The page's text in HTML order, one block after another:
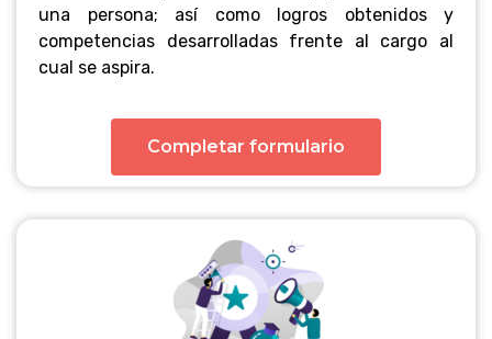
una persona; así como logros obtenidos y
competencias desarrolladas frente al cargo al
cual se aspira.
Completar formulario